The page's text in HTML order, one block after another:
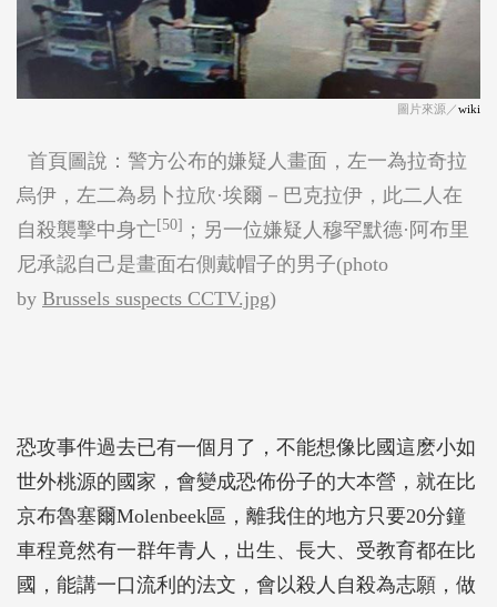
圖片來源／wiki
首頁圖說：警方公布的嫌疑人畫面，左一為拉奇拉
烏伊，左二為易卜拉欣·埃爾－巴克拉伊，此二人在
自殺襲擊中身亡[50] ；另一位嫌疑人穆罕默德·阿布里
尼承認自己是畫面右側戴帽子的男子(photo
by Brussels suspects CCTV.jpg)
恐攻事件過去已有一個月了，不能想像比國這麽小如
世外桃源的國家，會變成恐佈份子的大本營，就在比
京布魯塞爾Molenbeek區，離我住的地方只要20分鐘
車程竟然有一群年青人，出生、長大、受教育都在比
國，能講一口流利的法文，會以殺人自殺為志願，做